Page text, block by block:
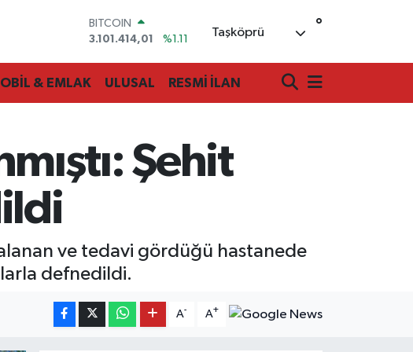
DOLAR
47,7436
%0.18
STERLİN
64,4811
%0.38
BİST100
%-14
Taşköprü °
& EMLAK ULUSAL RESMİ İLAN
Şehit
ve tedavi gördüğü hastanede
defnedildi.
A- A+